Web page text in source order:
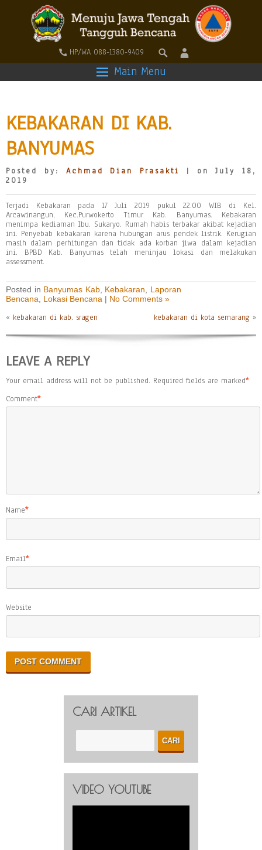
HP/WA 088-1380-9409
Main Menu
KEBAKARAN DI KAB.
BANYUMAS
Posted by: Achmad Dian Prasakti
| on July 18,
2019
Terjadi Kebakaran pada 17 Juli 2019 pukul 22.00 WIB di Kel.
Arcawinangun, Kec.Purwokerto Timur Kab. Banyumas. Kebakaran
menimpa kediaman Ibu. Sukaryo. Rumah habis terbakar akibat kejadian
ini. Penyebab kebakaran karena hubungan arus pendek listrik. Kerugian
masih dalam perhitungan dan tidak ada korban jiwa dalam kejadian
ini. BPBD Kab. Banyumas telah meninjau lokasi dan melakukan
assessment.
Posted in Banyumas Kab, Kebakaran
Laporan
Bencana
Lokasi Bencana | No Comments »
« kebakaran di kab. sragen kebakaran di kota semarang »
LEAVE A REPLY
Your email address will not be published. Required fields are marked*
Comment*
Name*
Email*
Website
CARI ARTIKEL
VIDEO YOUTUBE